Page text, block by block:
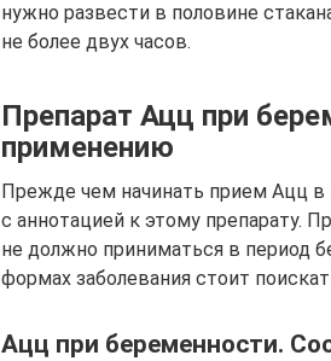
нужно развести в половине
не более двух часов.
Препарат Ацц при
применению
Прежде чем начинать прием Ацц в
с аннотацией к этому препарату.
не должно приниматься в период
формах заболевания стоит
Ацц при беременности.